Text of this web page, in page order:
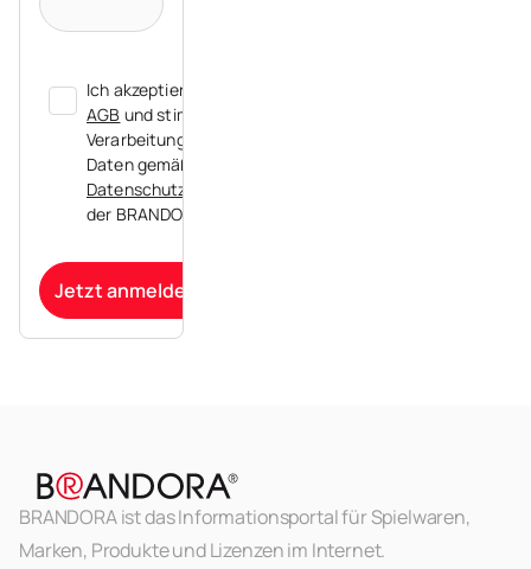
Ich akzeptiere die
AGB und stimme der
Verarbeitung meiner
Daten gemäß der
Datenschutzerklärung
der BRANDORA zu.
Jetzt anmelden
BRANDORA ist das Informationsportal für Spielwaren,
Marken, Produkte und Lizenzen im Internet.